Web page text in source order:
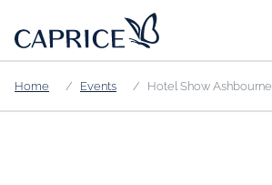
Home Events Hotel Show Ashbourne